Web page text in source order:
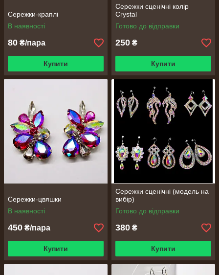
Сережки-краплі
В наявності
80 ₴/пара
Купити
Сережки сценічні колір
Crystal
Готово до відправки
250 ₴
Купити
Сережки-цвяшки
В наявності
450 ₴/пара
Купити
Сережки сценічні (модель на
вибір)
Готово до відправки
380 ₴
Купити